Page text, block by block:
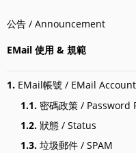
公告 / Announcement
EMail 使用 & 規範
1. EMail帳號 / EMail Account
1.1. 密碼政策 / Password
1.2. 狀態 / Status
1.3. 垃圾郵件 / SPAM